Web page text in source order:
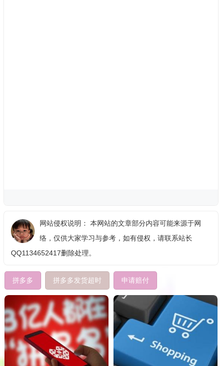
网站侵权说明： 本网站的文章部分内容可能来源于网
络，仅供大家学习与参考，如有侵权，请联系站长
QQ1134652417删除处理。
拼多多 拼多多发货超时 申请赔付